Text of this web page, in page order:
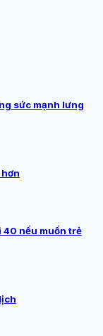
sức mạnh lưng
40 nếu muốn trẻ